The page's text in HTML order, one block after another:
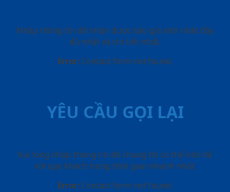
Nhập thông tin để nhận được báo giá mới nhât đầy
đủ nhất và chi tiết nhất.
Error: Contact form not found.
YÊU CẦU GỌI LẠI
Vui lòng nhập thông tin để chúng tôi có thể liên hệ
với quý khách trong thời gian nhanh nhất.
Error: Contact form not found.